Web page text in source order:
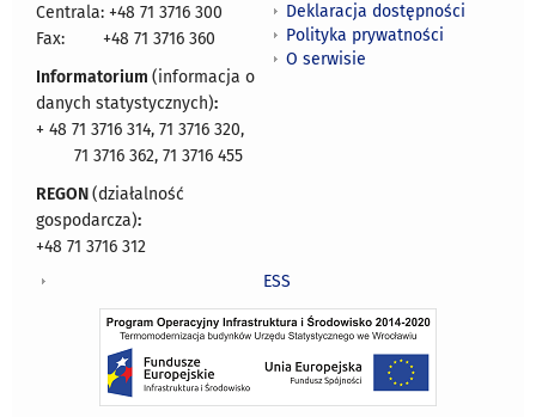
Centrala: +48 71 3716 300
Fax:
+48 71 3716 360
Informatorium (informacja o
danych statystycznych):
+ 48 71 3716 314, 71 3716 320,
71 3716 362, 71 3716 455
REGON(działalność
gospodarcza):
+48 71 3716 312
Deklaracja dostępności
Polityka prywatności
O serwisie
ESS